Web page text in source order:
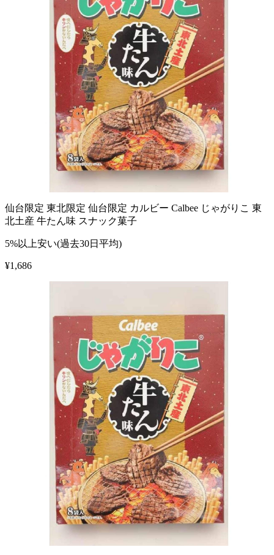
仙台限定 東北限定 仙台限定 カルビー Calbee じゃがりこ 東
北土産 牛たん味 スナック菓子
5%以上安い(過去30日平均)
¥1,686